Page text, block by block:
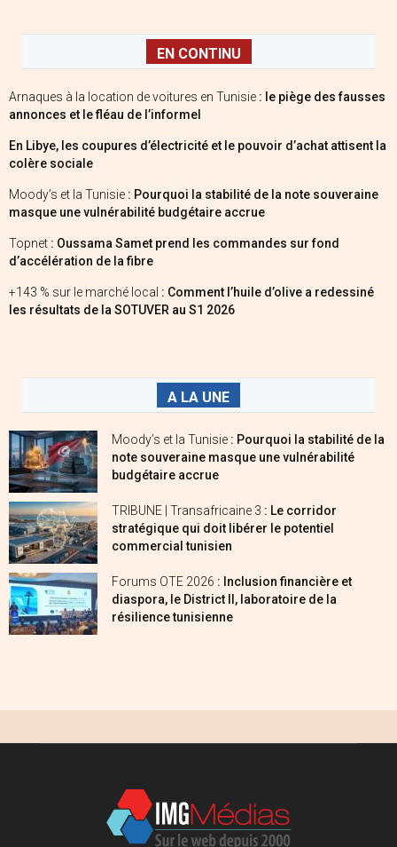
EN CONTINU
Arnaques à la location de voitures en Tunisie : le piège des fausses
annonces et le fléau de l’informel
En Libye, les coupures d’électricité et le pouvoir d’achat attisent la
colère sociale
Moody’s et la Tunisie : Pourquoi la stabilité de la note souveraine
masque une vulnérabilité budgétaire accrue
Topnet : Oussama Samet prend les commandes sur fond
d’accélération de la fibre
+143 % sur le marché local : Comment l’huile d’olive a redessiné
les résultats de la SOTUVER au S1 2026
A LA UNE
Moody’s et la Tunisie : Pourquoi la stabilité de la
note souveraine masque une vulnérabilité
budgétaire accrue
TRIBUNE | Transafricaine 3 : Le corridor
stratégique qui doit libérer le potentiel
commercial tunisien
Forums OTE 2026 : Inclusion financière et
diaspora, le District II, laboratoire de la
résilience tunisienne